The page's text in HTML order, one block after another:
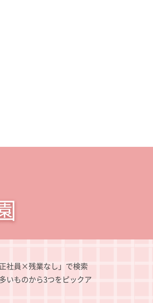
社員×残業なし」で検索
いものから3つをピックア